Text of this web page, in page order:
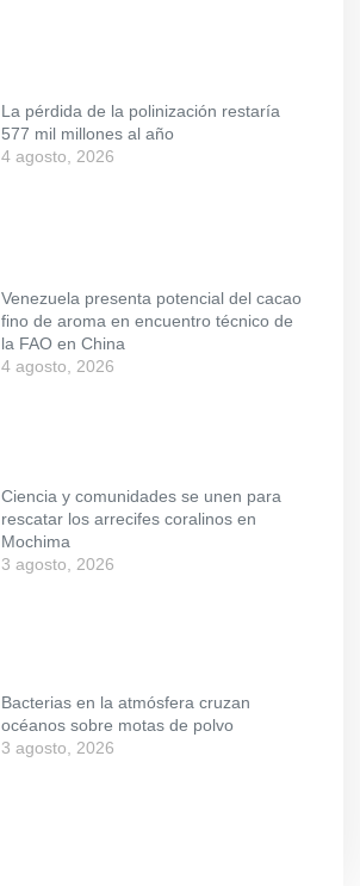
La pérdida de la polinización restaría
577 mil millones al año
4 agosto, 2026
Venezuela presenta potencial del cacao
fino de aroma en encuentro técnico de
la FAO en China
4 agosto, 2026
Ciencia y comunidades se unen para
rescatar los arrecifes coralinos en
Mochima
3 agosto, 2026
Bacterias en la atmósfera cruzan
océanos sobre motas de polvo
3 agosto, 2026